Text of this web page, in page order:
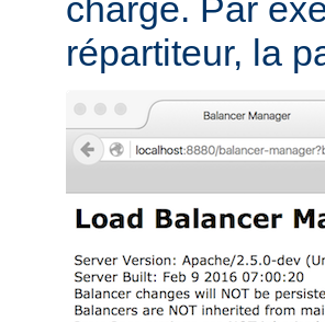
charge. Par
répartiteur, la